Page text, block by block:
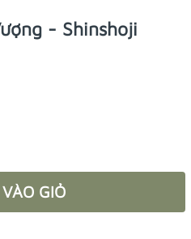
- Shinshoji
GIỎ